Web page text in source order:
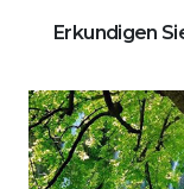
Erkundigen